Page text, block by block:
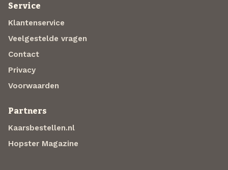
Service
Klantenservice
Veelgestelde vragen
Contact
Privacy
Voorwaarden
Partners
Kaarsbestellen.nl
Hopster Magazine